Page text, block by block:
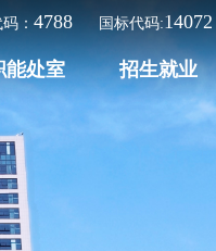
： 4788 国标代码:14072
能处室 招生就业